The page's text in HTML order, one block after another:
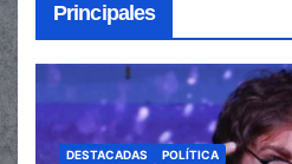
Principales
DESTACADAS POLÍTICA